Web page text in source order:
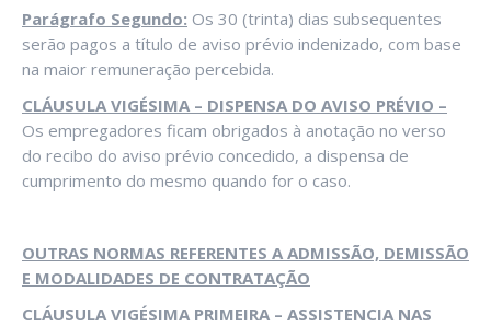
Parágrafo Segundo: Os 30 (trinta) dias subsequentes
serão pagos a título de aviso prévio indenizado, com base
na maior remuneração percebida.
CLÁUSULA VIGÉSIMA – DISPENSA DO AVISO PRÉVIO –
Os empregadores ficam obrigados à anotação no verso
do recibo do aviso prévio concedido, a dispensa de
cumprimento do mesmo quando for o caso.
OUTRAS NORMAS REFERENTES A ADMISSÃO, DEMISSÃO
E MODALIDADES DE CONTRATAÇÃO
CLÁUSULA VIGÉSIMA PRIMEIRA – ASSISTENCIA NAS